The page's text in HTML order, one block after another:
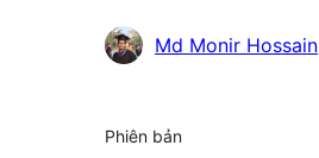
Md Monir Hossain
Meta
Phiên bản